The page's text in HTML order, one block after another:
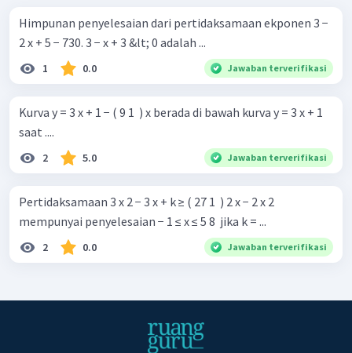
Himpunan penyelesaian dari pertidaksamaan ekponen 3 −
2 x + 5 − 730. 3 − x + 3 &lt; 0 adalah ...
1 0.0 Jawaban terverifikasi
Kurva y = 3 x + 1 − ( 9 1 ​ ) x berada di bawah kurva y = 3 x + 1
saat ....
2 5.0 Jawaban terverifikasi
Pertidaksamaan 3 x 2 − 3 x + k ≥ ( 27 1 ​ ) 2 x − 2 x 2
mempunyai penyelesaian − 1 ≤ x ≤ 5 8 ​ jika k = ...
2 0.0 Jawaban terverifikasi